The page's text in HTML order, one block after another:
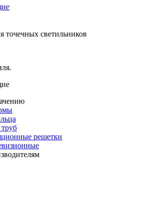
точечных светильников
решетки